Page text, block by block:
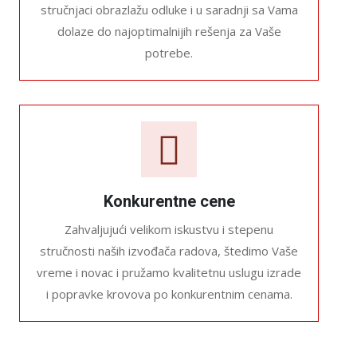
stručnjaci obrazlažu odluke i u saradnji sa Vama
dolaze do najoptimalnijih rešenja za Vaše
potrebe.
Konkurentne cene
Zahvaljujući velikom iskustvu i stepenu
stručnosti naših izvođača radova, štedimo Vaše
vreme i novac i pružamo kvalitetnu uslugu izrade
i popravke krovova po konkurentnim cenama.